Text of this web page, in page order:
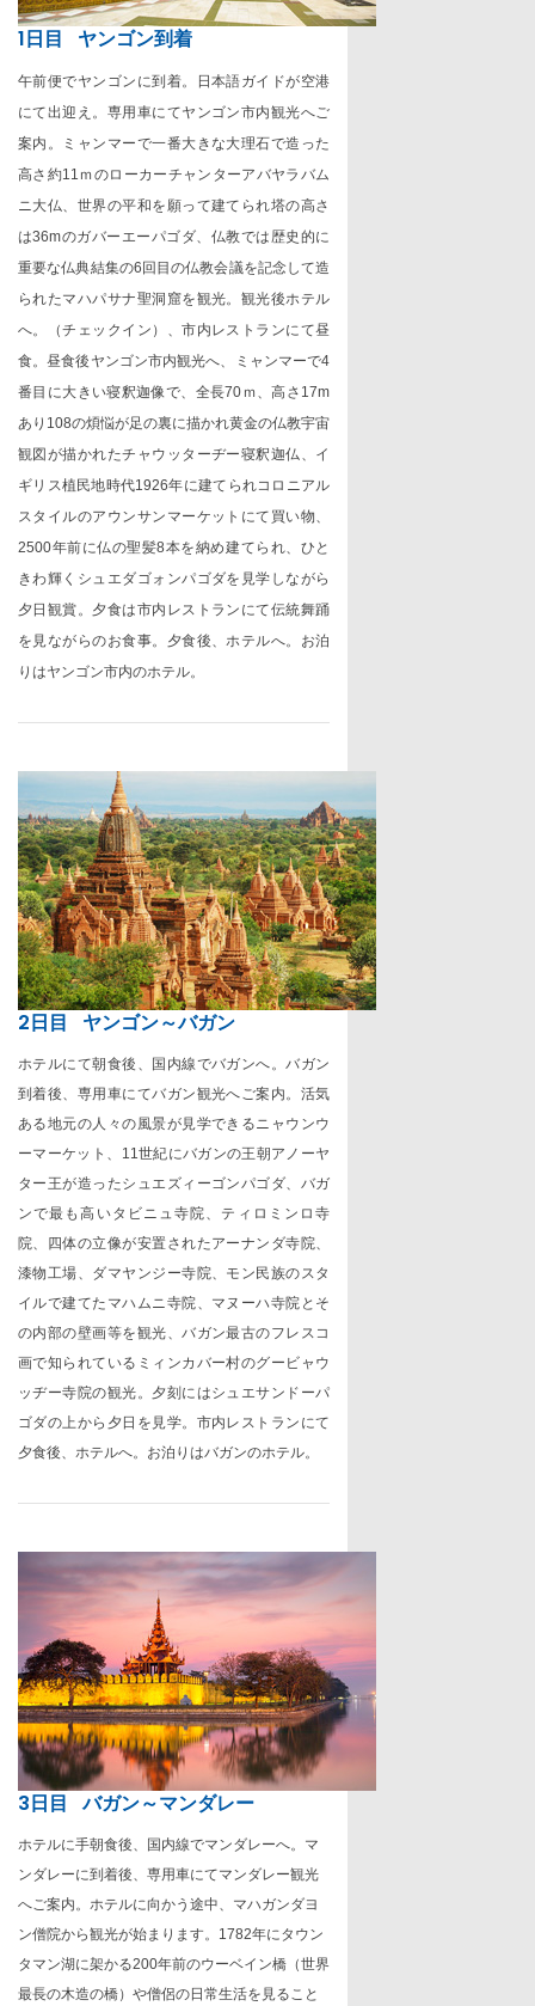
1日目 ヤンゴン到着
午前便でヤンゴンに到着。日本語ガイドが空港
にて出迎え。専用車にてヤンゴン市内観光へご
案内。ミャンマーで一番大きな大理石で造った
高さ約1 1 ｍのローカーチャンターアバヤラバム
ニ大仏、世界の平和を願って建てられ塔の高さ
は36mのガバーエーパゴダ、仏教では歴史的に
重要な仏典結集の6回目の仏教会議を記念して造
られたマハパサナ聖洞窟を観光。観光後ホテル
へ。（チェックイン）、市内レストランにて昼
食。昼食後ヤンゴン市内観光へ、ミャンマーで4
番目に大きい寝釈迦像で、全長70 ｍ、高さ 17m
あり 108の煩悩が足の裏に描かれ黄金の仏教宇宙
観図が描かれたチャウッターヂー寝釈迦仏、イ
ギリス植民地時代1926年に建てられコロニアル
スタイルのアウンサンマーケットにて買い物、
2500年前に仏の聖髪8本を納め建てられ、ひと
きわ輝くシュエダゴォンパゴダを見学しながら
夕日観賞。夕食は市内レストランにて伝統舞踊
を見ながらのお食事。夕食後、ホテルへ。お泊
りはヤンゴン市内のホテル。
2日目 ヤンゴン～バガン
ホテルにて朝食後、国内線でバガンへ。バガン
到着後、専用車にてバガン観光へご案内。活気
ある地元の人々の風景が見学できるニャウンウ
ーマーケット、
11 世紀にバガンの王朝アノーヤ
ター王が造ったシュエズィーゴンパゴダ、バガ
ンで最も高いタビニュ寺院、ティロミンロ寺
院、四体の立像が安置されたアーナンダ寺院、
漆物工場、ダマヤンジー寺院、モン民族のスタ
イルで建てたマハムニ寺院、マヌーハ寺院とそ
の内部の壁画等を観光、バガン最古のフレスコ
画で知られているミィンカバー村のグービャウ
ッヂー寺院の観光。夕刻にはシュエサンドーパ
ゴダの上から夕日を見学。市内レストランにて
夕食後、ホテルへ。お泊りはバガンのホテル。
3日目 バガン～マンダレー
ホテルに手朝食後、国内線でマンダレーへ。マ
ンダレーに到着後、専用車にてマンダレー観光
へご案内。ホテルに向かう途中、マハガンダヨ
ン僧院から観光が始まります。 1782年にタウン
タマン湖に架かる200年前のウーベイン橋（世界
最長の木造の橋）や僧侶の日常生活を見ること